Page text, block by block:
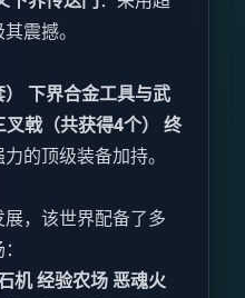
震撼。
下界合金工具与武
叉戟（共获得4个）
终
的顶级装备加持。
，该世界配备了多
机经验农场 恶魂火